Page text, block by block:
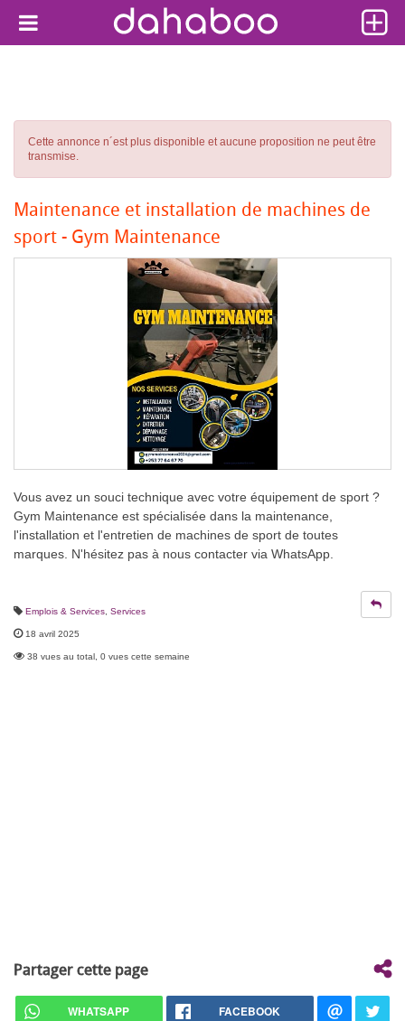
Cette annonce n´est plus disponible et aucune proposition ne peut être
transmise.
Maintenance et installation de machines de
sport - Gym Maintenance
Vous avez un souci technique avec votre équipement de sport ?
Gym Maintenance est spécialisée dans la maintenance,
l'installation et l'entretien de machines de sport de toutes
marques. N'hésitez pas à nous contacter via WhatsApp.
Emplois & Services Services
18 avril 2025
38 vues au total, 0 vues cette semaine
Partager cette page
WHATSAPP FACEBOOK